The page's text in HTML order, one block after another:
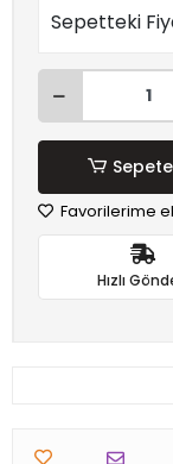
Sepetteki
Favorilerime
Hızlı